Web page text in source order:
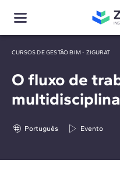
CURSOS DE GESTÃO BIM - ZIGURAT
O fluxo de
Português Evento